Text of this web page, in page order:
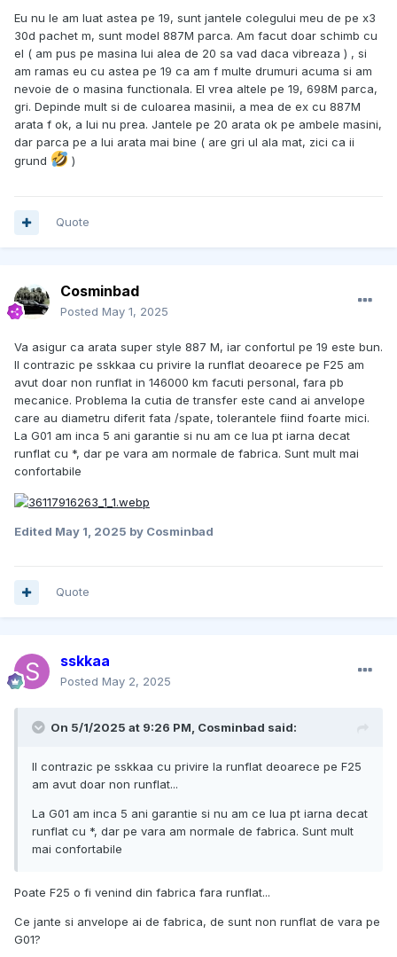
Eu nu le am luat astea pe 19, sunt jantele colegului meu de pe x3
30d pachet m, sunt model 887M parca. Am facut doar schimb cu
el ( am pus pe masina lui alea de 20 sa vad daca vibreaza ) , si
am ramas eu cu astea pe 19 ca am f multe drumuri acuma si am
nevoie de o masina functionala. El vrea altele pe 19, 698M parca,
gri. Depinde mult si de culoarea masinii, a mea de ex cu 887M
arata f ok, a lui nu prea. Jantele pe 20 arata ok pe ambele masini,
dar parca pe a lui arata mai bine ( are gri ul ala mat, zici ca ii
grund
)
Quote
Cosminbad
Posted May 1, 2025
Va asigur ca arata super style 887 M, iar confortul pe 19 este bun.
Il contrazic pe sskkaa cu privire la runflat deoarece pe F25 am
avut doar non runflat in 146000 km facuti personal, fara pb
mecanice. Problema la cutia de transfer este cand ai anvelope
care au diametru diferit fata /spate, tolerantele fiind foarte mici.
La G01 am inca 5 ani garantie si nu am ce lua pt iarna decat
runflat cu *, dar pe vara am normale de fabrica. Sunt mult mai
confortabile
Edited May 1, 2025 by Cosminbad
Quote
sskkaa
Posted May 2, 2025
On 5/1/2025 at 9:26 PM, Cosminbad said:
Il contrazic pe sskkaa cu privire la runflat deoarece pe F25
am avut doar non runflat...
La G01 am inca 5 ani garantie si nu am ce lua pt iarna decat
runflat cu *, dar pe vara am normale de fabrica. Sunt mult
mai confortabile
Poate F25 o fi venind din fabrica fara runflat...
Ce jante si anvelope ai de fabrica, de sunt non runflat de vara pe
G01?